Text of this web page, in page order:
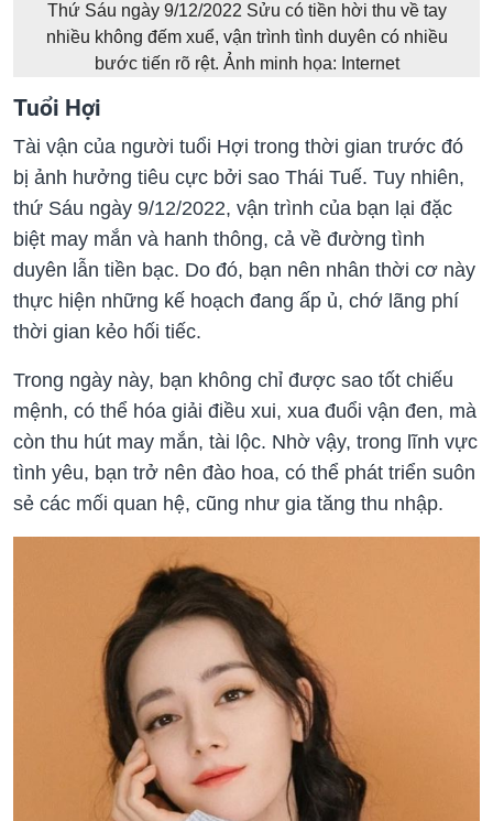
Thứ Sáu ngày 9/12/2022 Sửu có tiền hời thu về tay
nhiều không đếm xuể, vận trình tình duyên có nhiều
bước tiến rõ rệt. Ảnh minh họa: Internet
Tuổi Hợi
Tài vận của người tuổi Hợi trong thời gian trước đó
bị ảnh hưởng tiêu cực bởi sao Thái Tuế. Tuy nhiên,
thứ Sáu ngày 9/12/2022, vận trình của bạn lại đặc
biệt may mắn và hanh thông, cả về đường tình
duyên lẫn tiền bạc. Do đó, bạn nên nhân thời cơ này
thực hiện những kế hoạch đang ấp ủ, chớ lãng phí
thời gian kẻo hối tiếc.
Trong ngày này, bạn không chỉ được sao tốt chiếu
mệnh, có thể hóa giải điều xui, xua đuổi vận đen, mà
còn thu hút may mắn, tài lộc. Nhờ vậy, trong lĩnh vực
tình yêu, bạn trở nên đào hoa, có thể phát triển suôn
sẻ các mối quan hệ, cũng như gia tăng thu nhập.